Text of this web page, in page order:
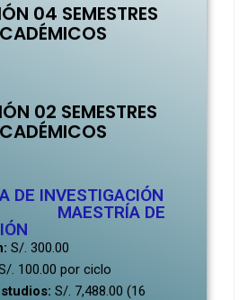
04 SEMESTRES
02 SEMESTRES
INVESTIGACIÓN
DE
S/. 300.00
. 100.00 por ciclo
S/. 7,488.00 (16